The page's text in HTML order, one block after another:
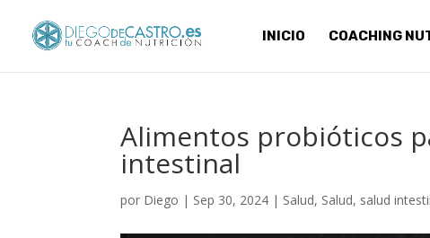
INICIO COACHING
Alimentos probióticos
intestinal
por Diego | Sep 30, 2024 | Salud, Salud, salud